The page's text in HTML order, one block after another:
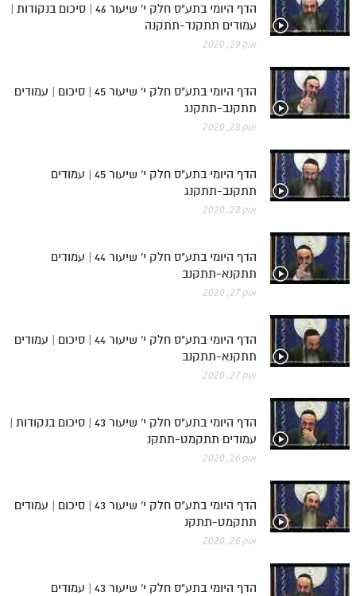
הדף היומי בתע"ס חלק י' שיעור 46 | סיכום בנקודות |
עמודים תתקנד-תתקנה
אוק 29, 2020
הדף היומי בתע"ס חלק י' שיעור 45 | סיכום | עמודים
תתקנב-תתקנג
אוק 28, 2020
הדף היומי בתע"ס חלק י' שיעור 45 | עמודים
תתקנב-תתקנג
אוק 28, 2020
הדף היומי בתע"ס חלק י' שיעור 44 | עמודים
תתקנא-תתקנב
אוק 27, 2020
הדף היומי בתע"ס חלק י' שיעור 44 | סיכום | עמודים
תתקנא-תתקנב
אוק 27, 2020
הדף היומי בתע"ס חלק י' שיעור 43 | סיכום בנקודות |
עמודים תתקמט-תתקנ
אוק 26, 2020
הדף היומי בתע"ס חלק י' שיעור 43 | סיכום | עמודים
תתקמט-תתקנ
אוק 26, 2020
הדף היומי בתע"ס חלק י' שיעור 43 | עמודים